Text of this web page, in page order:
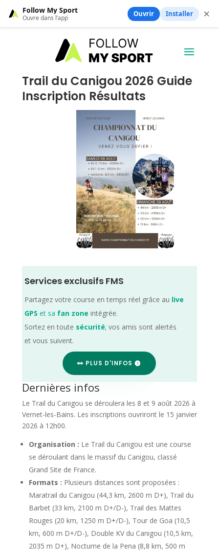
Trail du Canigou 2026 Guide
Inscription Résultats
Services exclusifs FMS
Partagez votre course en temps réel grâce au live
GPS et sa fan zone intégrée.
Sortez en toute sécurité; vos amis sont alertés
et vous suivent.
👀 PLUS D'INFOS
Dernières infos
Le Trail du Canigou se déroulera les 8 et 9 août 2026 à
Vernet-les-Bains. Les inscriptions ouvriront le 15 janvier
2026 à 12h00.
Organisation : Le Trail du Canigou est une course
se déroulant dans le massif du Canigou, classé
Grand Site de France.
Formats : Plusieurs distances sont proposées :
Maratrail du Canigou (44,3 km, 2600 m D+), Trail du
Barbet (33 km, 2100 m D+/D-), Trail des Mattes
Rouges (20 km, 1250 m D+/D-), Tour de Goa (10,5
km, 600 m D+/D-), Double KV du Canigou (10,5 km,
2035 m D+), Nocturne de la Pena (8,8 km, 500 m
Follow My Sport
Ouvre dans l’app Ouvrir Installer ✕